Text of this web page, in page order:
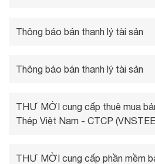
Thông báo bán thanh lý tài sản
Thông báo bán thanh lý tài sản
THƯ MỜI cung cấp thuê mua
Thép Việt Nam - CTCP
THƯ MỜI cung cấp phần mềm